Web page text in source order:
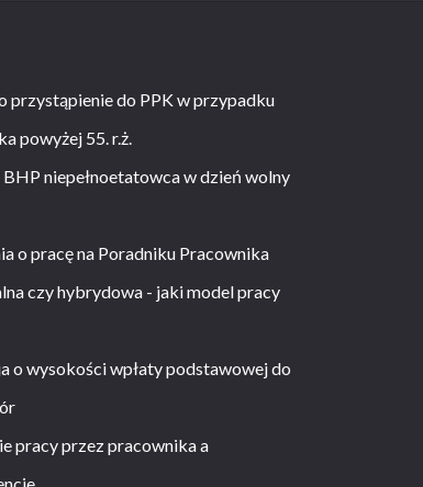
przystąpienie do PPK w przypadku
powyżej 55. r.ż.
BHP niepełnoetatowca w dzień wolny
o pracę na Poradniku Pracownika
czy hybrydowa - jaki model pracy
o wysokości wpłaty podstawowej do
pracy przez pracownika a